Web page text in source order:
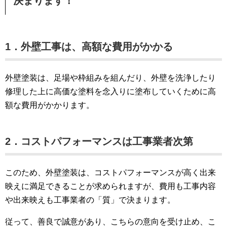
1．外壁工事は、高額な費用がかかる
外壁塗装は、足場や枠組みを組んだり、外壁を洗浄したり
修理した上に高価な塗料を念入りに塗布していくために高
額な費用がかかります。
2．コストパフォーマンスは工事業者次第
このため、外壁塗装は、コストパフォーマンスが高く出来
映えに満足できることが求められますが、費用も工事内容
や出来映えも工事業者の「質」で決まります。
従って、善良で誠意があり、こちらの意向を受け止め、こ